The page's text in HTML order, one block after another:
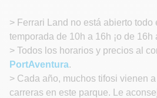
> Ferrari Land no está abierto todo
temporada de 10h a 16h ¡o de 16h
> Todos los horarios y precios al
PortAventura.
> Cada año, muchos tifosi vienen
carreras en este parque. Le